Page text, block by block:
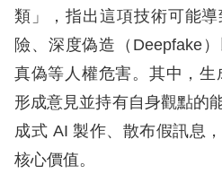
快
捷
鍵
類」，指出這項技術可能
險、深度偽造（Deepfake
真偽等人權危害。其中，生
形成意見並持有自身觀點的
成式 AI 製作、散布假訊息
核心價值。